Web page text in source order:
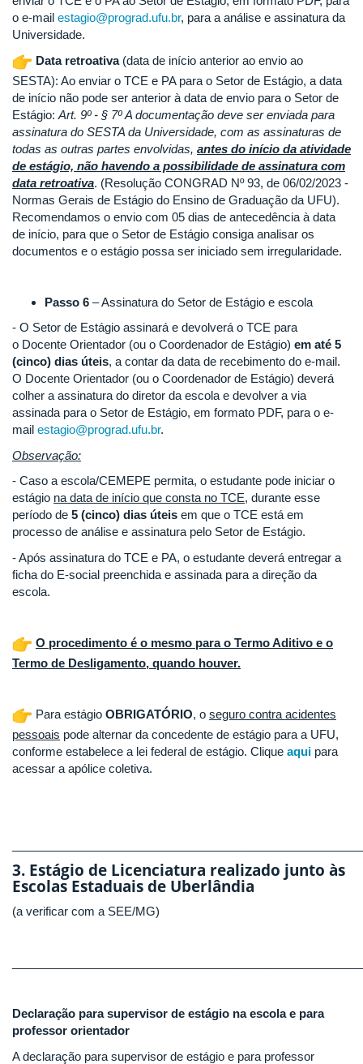
o e-mail estagio@prograd.ufu.br, para a análise e assinatura da
Universidade.
Data retroativa(data de início anterior ao envio ao
SESTA): Ao enviar o TCE e PA para o Setor de Estágio, a data
de início não pode ser anterior à data de envio para o Setor de
Estágio: Art. 9º - § 7º A documentação deve ser enviada para
assinatura do SESTA da Universidade, com as assinaturas de
todas as outras partes envolvidas, antes do início da atividade
de estágio, não havendo a possibilidade de assinatura com
data retroativa. (Resolução CONGRAD Nº 93, de 06/02/2023 -
Normas Gerais de Estágio do Ensino de Graduação da UFU).
Recomendamos o envio com 05 dias de antecedência à data
de início, para que o Setor de Estágio consiga analisar os
documentos e o estágio possa ser iniciado sem irregularidade.
Passo 6 – Assinatura do Setor de Estágio e escola
- O Setor de Estágio assinará e devolverá o TCE para
o Docente Orientador (ou o Coordenador de Estágio) em até 5
(cinco) dias úteis, a contar da data de recebimento do e-mail.
O Docente Orientador (ou o Coordenador de Estágio) deverá
colher a assinatura do diretor da escola e devolver a via
assinada para o Setor de Estágio, em formato PDF, para o e-
mail estagio@prograd.ufu.br.
Observação:
- Caso a escola/CEMEPE permita, o estudante pode iniciar o
estágio na data de início que consta no TCE, durante esse
período de 5 (cinco) dias úteis em que o TCE está em
processo de análise e assinatura pelo Setor de Estágio.
- Após assinatura do TCE e PA, o estudante deverá entregar a
ficha do E-social preenchida e assinada para a direção da
escola.
O procedimento é o mesmo para o Termo Aditivo e o
Termo de Desligamento, quando houver.
Para estágio OBRIGATÓRIO, o seguro contra acidentes
pessoais pode alternar da concedente de estágio para a UFU,
conforme estabelece a lei federal de estágio. Clique aqui para
acessar a apólice coletiva.
3. Estágio de Licenciatura realizado junto às
Escolas Estaduais de Uberlândia
(a verificar com a SEE/MG)
Declaração para supervisor de estágio na escola e para
professor orientador
A declaração para supervisor de estágio e para professor